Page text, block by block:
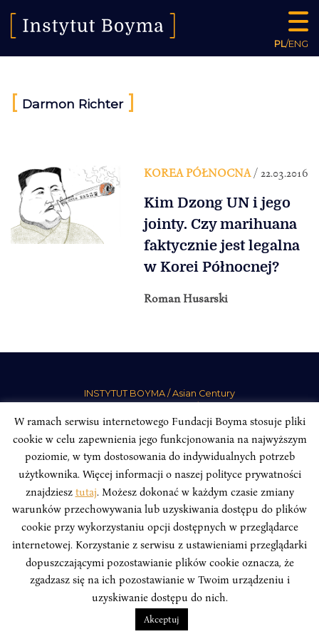
PL/ENG
[ Darmon Richter]
KOREA PÓŁNOCNA/ 22.03.2016
Kim Dzong UN i jego
jointy. Czy marihuana
faktycznie jest legalna
w Korei Północnej?
Roman Husarski
INSTYTUT BOYMA / Asian Century
Odwiedź nas w mediach społecznościowych:
INSTYTUT BOYMA. WSZELKIE PRAWA ZASTRZEŻONE.
Polityka
Prywatności Serwisu Polityka Prywatności Fundacji
design Beata Świerczyńska , development Alan Głodek
W ramach serwisu internetowego Fundacji Boyma stosuje pliki
cookie w celu zapewnienia jego funkcjonowania na najwyższym
poziomie, w tym dostosowania do indywidualnych potrzeb
użytkownika. Więcej informacji o naszej polityce prywatności
znajdziesz tutaj. Możesz dokonać w każdym czasie zmiany
warunków przechowywania lub uzyskiwania dostępu do plików
cookie przy wykorzystaniu opcji dostępnych w przeglądarce
internetowej. Korzystanie z serwisu z ustawieniami przeglądarki
dopuszczającymi pozostawianie plików cookie oznacza, że
zgadzasz się na ich pozostawianie w Twoim urządzeniu i
uzyskiwanie dostępu do nich.
Akceptuj